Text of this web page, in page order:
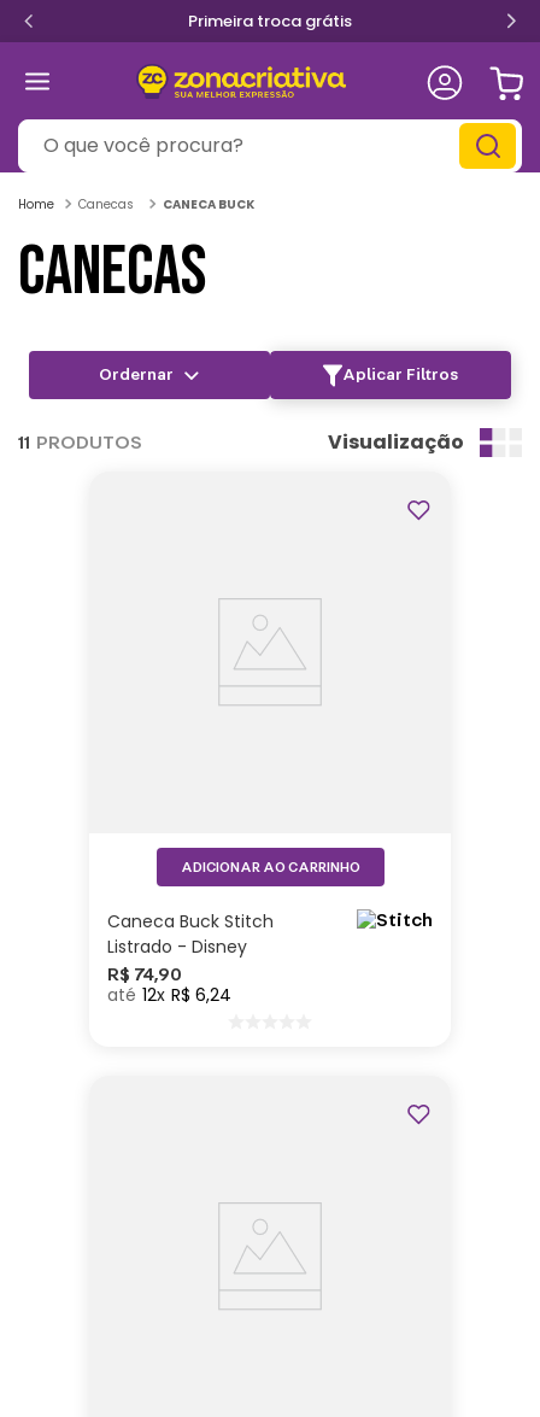
Primeira troca grátis
O que você procura?
Canecas CANECA BUCK
CANECAS
Aplicar Filtros
11 PRODUTOS Visualização
Caneca Buck Stitch
Listrado - Disney
R$ 74,90
12 R$ 6,24
ADICIONAR AO CARRINHO